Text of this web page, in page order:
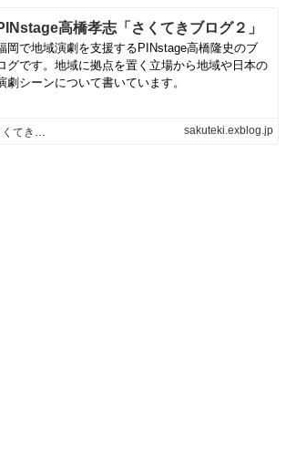
高橋孝志「さくてきブログ２」
岡で地域演劇を支援するPINstage高橋隆史のブ
グです。地域に拠点を置く立場から地域や日本の
劇シーンについて書いています。
PINstage高橋孝志「さくてきブログ２」 sakuteki.exblog.jp